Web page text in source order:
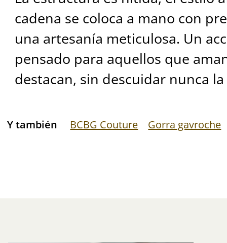
cadena se coloca a mano con
una artesanía meticulosa. Un
pensado para aquellos que
destacan, sin descuidar nunca
Y también BCBG Couture Gorra gavroche